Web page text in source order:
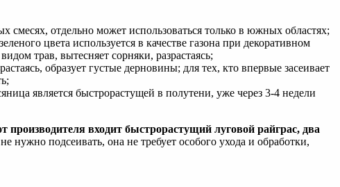
смесях, отдельно может использоваться только в южных областях;
цвета используется в качестве газона при декоративном
трав, вытесняет сорняки, разрастаясь;
образует густые дерновины; для тех, кто впервые засеивает
является быстрорастущей в полутени, уже через 3-4 недели
производителя входит быстрорастущий луговой райграс, два
нужно подсеивать, она не требует особого ухода и обработки,